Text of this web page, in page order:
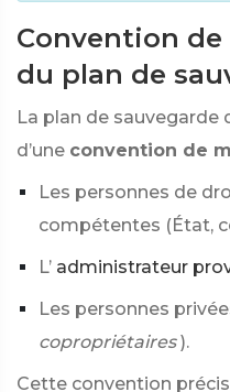
Convention de
du plan de
La plan de sauvegarde
d’une convention de
Les personnes de
compétentes (État,
L’ administrateur
Les personnes
copropriétaires ).
Cette convention